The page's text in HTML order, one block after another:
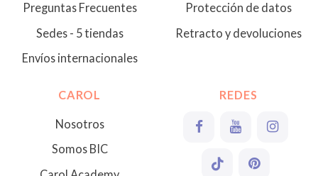
Preguntas Frecuentes
Sedes - 5 tiendas
Envíos internacionales
Protección de datos
Retracto y devoluciones
CAROL
Nosotros
Somos BIC
REDES